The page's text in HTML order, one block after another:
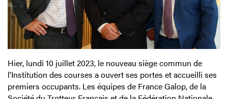
Hier, lundi 10 juillet 2023, le nouveau siège commun de
l’Institution des courses a ouvert ses portes et accueilli ses
premiers occupants. Les équipes de France Galop, de la